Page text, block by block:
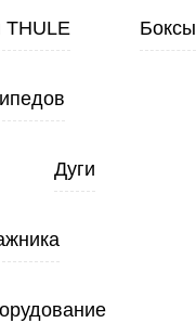
THULE Боксы
Дуги